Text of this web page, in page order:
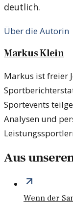
deutlich.
Über die Autorin
Markus Klein
Markus ist freier
Sportevents
Analysen und
Aus
Wenn der